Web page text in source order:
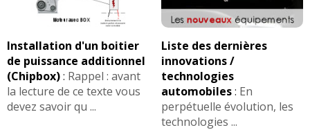
Installation d'un boitier
de puissance additionnel
(Chipbox): Rappel : avant
la lecture de ce texte vous
devez savoir qu ...
Liste des dernières
innovations /
technologies
automobiles: En
perpétuelle évolution, les
technologies ...